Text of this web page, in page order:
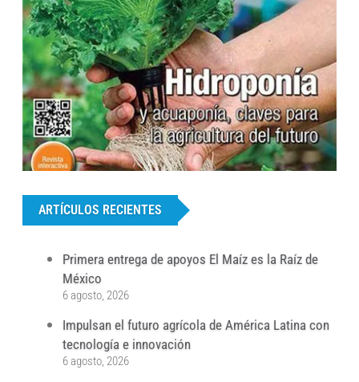
ARTÍCULOS RECIENTES
Primera entrega de apoyos El Maíz es la Raíz de
México
6 agosto, 2026
Impulsan el futuro agrícola de América Latina con
tecnología e innovación
6 agosto, 2026